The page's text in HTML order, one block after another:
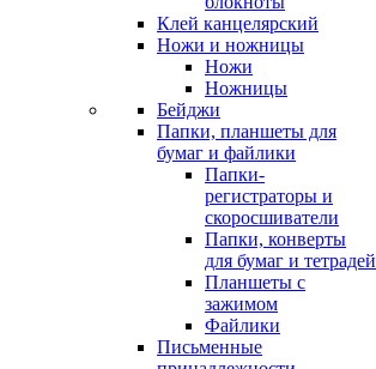
Клей канцелярский
Ножи и ножницы
Ножи
Ножницы
Бейджи
Папки, планшеты для
бумаг и файлики
Папки-
регистраторы и
скоросшиватели
Папки, конверты
для бумаг и тетрадей
Планшеты с
зажимом
Файлики
Письменные